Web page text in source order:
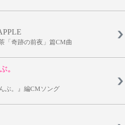
「奇跡の前夜」篇CM曲
。
ぶ。』編CMソング